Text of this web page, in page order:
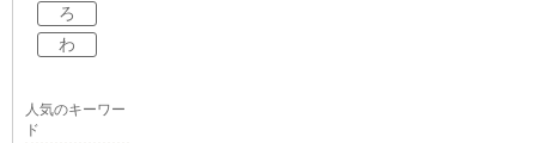
ろ
わ
人気のキーワー
ド